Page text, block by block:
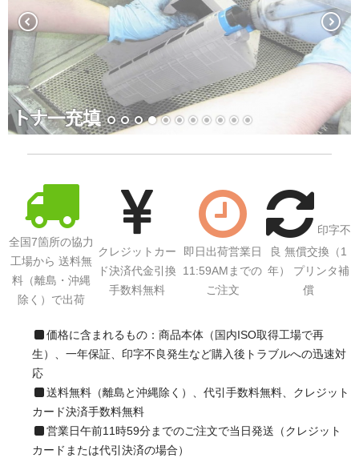
全国7箇所の協力
工場から 送料無
料（離島・沖縄
除く）で出荷
クレジットカー
ド決済代金引換
手数料無料
即日出荷営業日
11:59AMまでの
ご注文
印字不
良 無償交換（1
年） プリンタ補
償
価格に含まれるもの：商品本体（国内ISO取得工場で再
生）、一年保証、印字不良発生など購入後トラブルへの迅速対
応
送料無料（離島と沖縄除く）、代引手数料無料、クレジット
カード決済手数料無料
営業日午前11時59分までのご注文で当日発送（クレジット
カードまたは代引決済の場合）